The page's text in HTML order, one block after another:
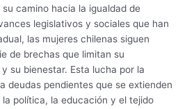
camino hacia la igualdad de
legislativos y sociales que han
las mujeres chilenas siguen
de brechas que limitan su
su bienestar. Esta lucha por la
deudas pendientes que se extienden
política, la educación y el tejido